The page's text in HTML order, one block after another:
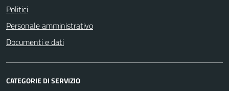
Politici
Personale amministrativo
Documenti e dati
CATEGORIE DI SERVIZIO